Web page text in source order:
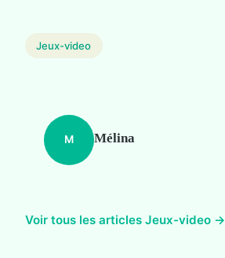
Jeux-video
M Mélina
Voir tous les articles Jeux-video →